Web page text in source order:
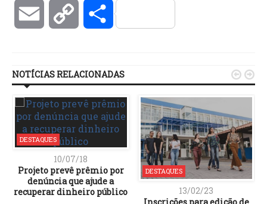
Email Copy Compartilhar
NOTÍCIAS RELACIONADAS
DESTAQUES
10/07/18
Projeto prevê prêmio por
denúncia que ajude a
recuperar dinheiro público
DESTAQUES
13/02/23
 